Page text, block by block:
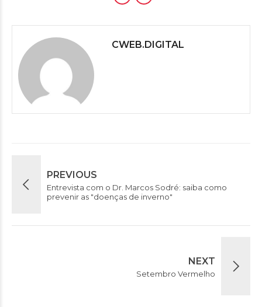
CWEB.DIGITAL
PREVIOUS
Entrevista com o Dr. Marcos Sodré: saiba como
prevenir as "doenças de inverno"
NEXT
Setembro Vermelho